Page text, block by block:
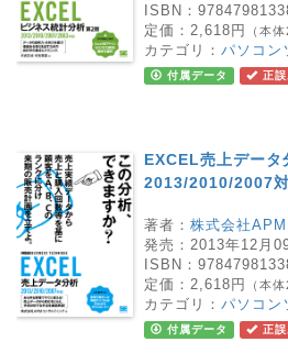
ISBN：
定価： 2,618円 （本
カテゴリ： パソコン
付属データ 正誤
EXCEL売上データ
2013/2010/2007
著者： 株式会社
発売： 2013年12月
ISBN：
定価： 2,618円 （本
カテゴリ： パソコン
付属データ 正誤